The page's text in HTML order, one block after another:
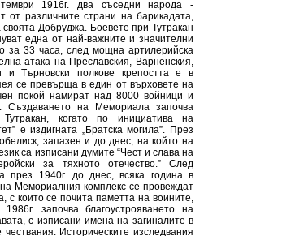
1916г. два съседни народа -
от различните страни на барикадата,
Добруджа. Боевете при Тутракан
една от най-важните и значителни
за 33 часа, след мощна артилерийска
атака на Преславския, Варненския,
Търновски полкове крепостта е в
се превърща в един от върховете на
покой намират над 8000 войници и
Създаването на Мемориала започва
когато по инициатива на
е издигната „Братска могила”. През
запазен и до днес, на който на
са изписани думите “Чест и слава на
за тяхното отечество.” След
1940г. до днес, всяка година в
Мемориалния комплекс се провеждат
с които се почита паметта на воините,
започва благоустрояването на
с изписани имена на загиналите в
Историческите изследвания